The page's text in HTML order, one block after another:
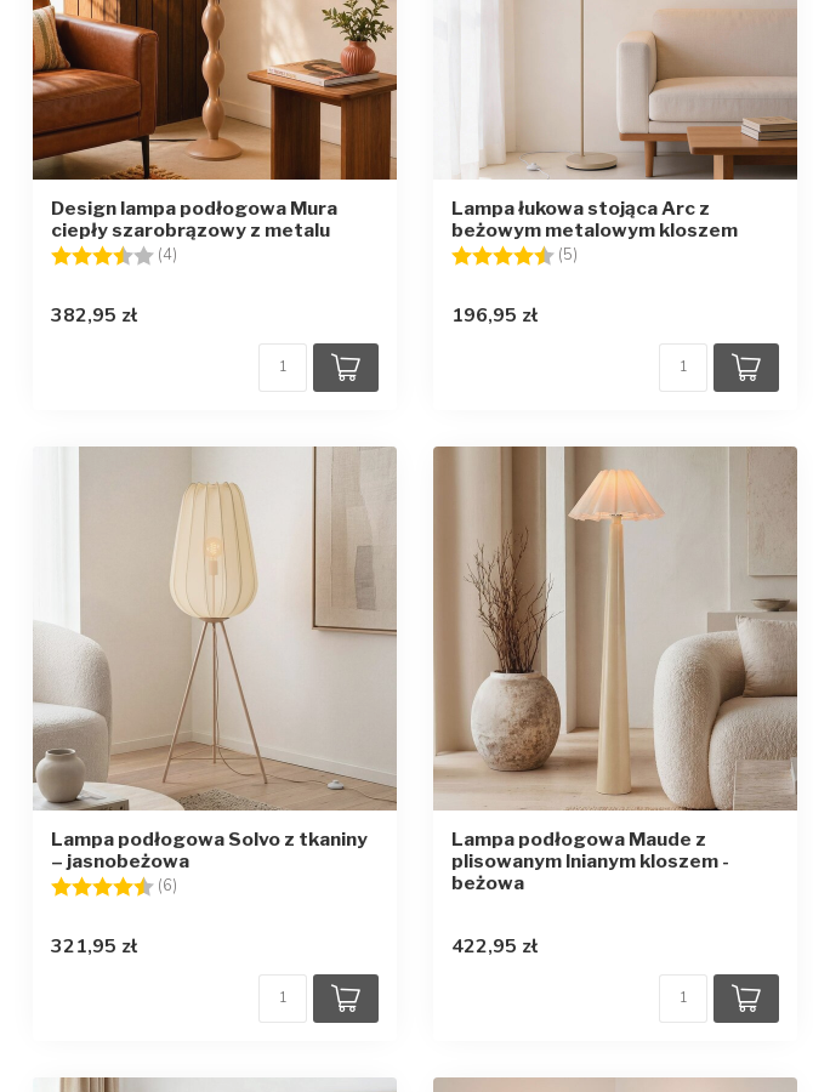
Design lampa podłogowa Mura
ciepły szarobrązowy z metalu
Ocena:
(4)
382,95 zł
Lampa łukowa stojąca Arc z
beżowym metalowym kloszem
Ocena:
(5)
196,95 zł
Lampa podłogowa Solvo z tkaniny
– jasnobeżowa
Ocena:
(6)
321,95 zł
Lampa podłogowa Maude z
plisowanym lnianym kloszem -
beżowa
422,95 zł